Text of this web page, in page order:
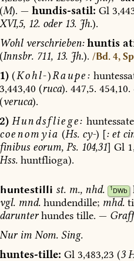
(M). — hundis-satil: Gl
XVI,5, 12.oder13.Jh.).
Wohlverschrieben: huntis
(Innsbr.711, 13.Jh.). /Bd. 4,
1) (Kohl-)Raupe:
3,443,40 (ruca). 447,5. 454,10.
(veruca).
2) Hundsfliege:
coenomyia (Hs.cy-) [:et
finibuseorum,Ps. 104,31] Gl
Hss.huntflioga).
huntestilli st. m., nhd. 1DWb
vgl.mnd. hundendille; mhd.
darunterhundestille. — Graff
NurimNom.Sing.
huntes-tille: Gl3,483,23 (3